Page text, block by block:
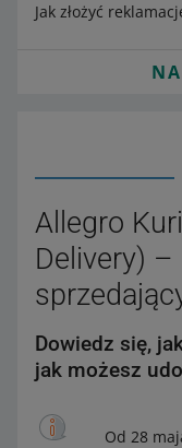
Jak złożyć
Allegro
Delivery)
Dowiedz się,
jak możesz
Od 28